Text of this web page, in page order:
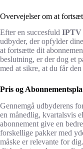
Overvejelser om at
Efter en succesfuld IPTV
udbyder, der opfylder
at fortsætte dit
beslutning, er der dog et
med at sikre, at du får
Pris og
Gennemgå udbyderens
en månedlig, kvartalsvis
abonnement give en
forskellige pakker med
måske er relevante for